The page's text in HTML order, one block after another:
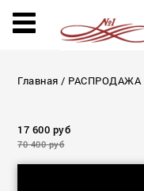
Главная / РАСПРОДАЖА
17 600 руб
70 400 руб